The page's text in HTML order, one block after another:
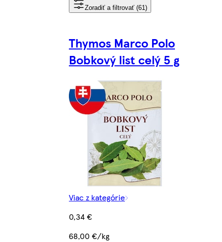
Zoradiť a filtrovať (61)
Thymos Marco Polo
Bobkový list celý 5 g
Viac z kategórie
0,34 €
68,00 €/kg